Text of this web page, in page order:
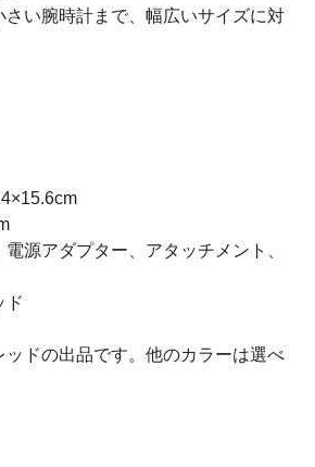
さい腕時計まで、幅広いサイズに対
源アダプター、アタッチメント、
ド
ドの出品です。他のカラーは選べ